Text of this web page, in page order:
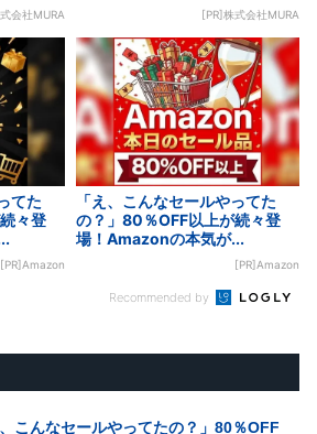
会社MURA [PR]株式会社MURA
てた
々登
[PR]Amazon
「え、こんなセールやってた
の？」80％OFF以上が続々登
場！Amazonの本気が...
[PR]Amazon
Recommended by
、こんなセールやってたの？」80％OFF